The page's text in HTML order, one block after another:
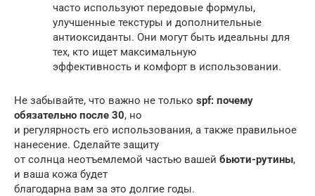
часто используют передовые формулы,
улучшенные текстуры и дополнительные
антиоксиданты. Они могут быть идеальны для
тех, кто ищет максимальную
эффективность и комфорт в использовании.
Не забывайте, что важно не только spf: почему
обязательно после 30, но
и регулярность его использования, а также правильное
нанесение. Сделайте защиту
от солнца неотъемлемой частью вашей бьюти-рутины,
и ваша кожа будет
благодарна вам за это долгие годы.